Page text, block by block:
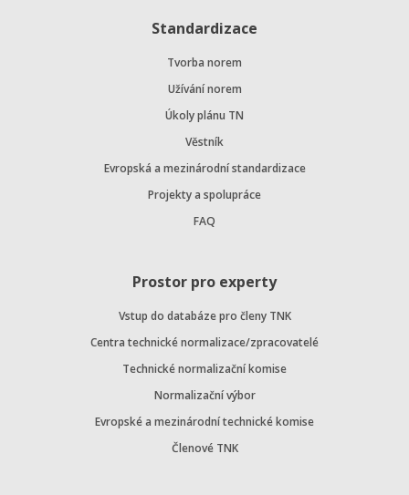
Standardizace
Tvorba norem
Užívání norem
Úkoly plánu TN
Věstník
Evropská a mezinárodní standardizace
Projekty a spolupráce
FAQ
Prostor pro experty
Vstup do databáze pro členy TNK
Centra technické normalizace/zpracovatelé
Technické normalizační komise
Normalizační výbor
Evropské a mezinárodní technické komise
Členové TNK